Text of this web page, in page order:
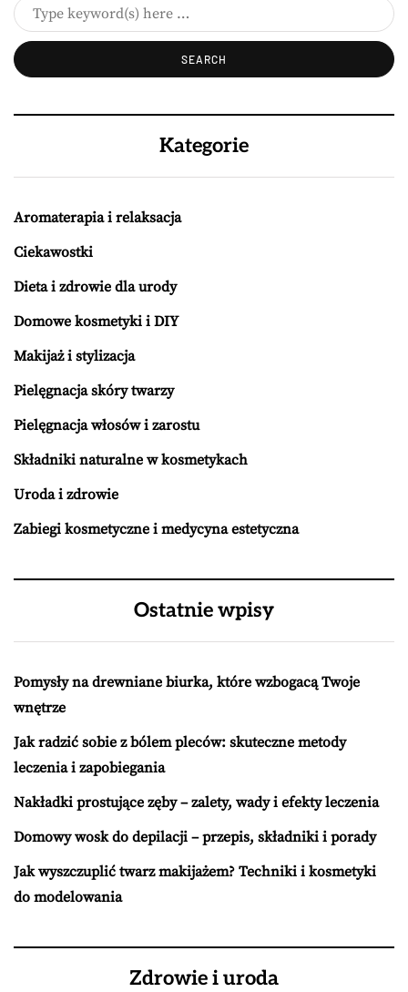
Kategorie
Aromaterapia i relaksacja
Ciekawostki
Dieta i zdrowie dla urody
Domowe kosmetyki i DIY
Makijaż i stylizacja
Pielęgnacja skóry twarzy
Pielęgnacja włosów i zarostu
Składniki naturalne w kosmetykach
Uroda i zdrowie
Zabiegi kosmetyczne i medycyna estetyczna
Ostatnie wpisy
Pomysły na drewniane biurka, które wzbogacą Twoje
wnętrze
Jak radzić sobie z bólem pleców: skuteczne metody
leczenia i zapobiegania
Nakładki prostujące zęby – zalety, wady i efekty leczenia
Domowy wosk do depilacji – przepis, składniki i porady
Jak wyszczuplić twarz makijażem? Techniki i kosmetyki
do modelowania
Zdrowie i uroda